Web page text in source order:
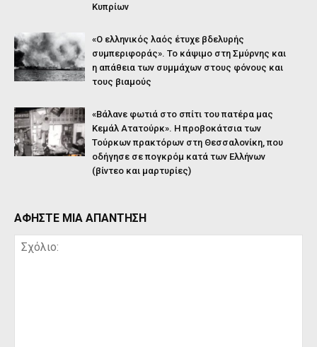
Κυπρίων
«Ο ελληνικός λαός έτυχε βδελυρής
συμπεριφοράς». Το κάψιμο στη Σμύρνης και
η απάθεια των συμμάχων στους φόνους και
τους βιαμούς
«Βάλανε φωτιά στο σπίτι του πατέρα μας
Κεμάλ Ατατούρκ». Η προβοκάτσια των
Τούρκων πρακτόρων στη Θεσσαλονίκη, που
οδήγησε σε πογκρόμ κατά των Ελλήνων
(βίντεο και μαρτυρίες)
ΑΦΗΣΤΕ ΜΙΑ ΑΠΑΝΤΗΣΗ